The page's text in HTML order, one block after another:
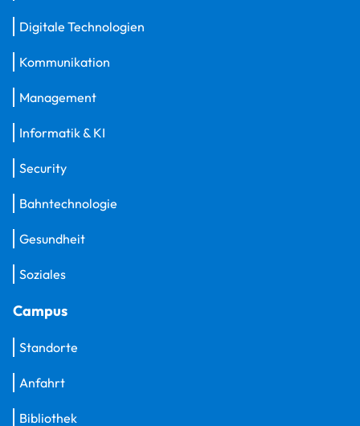
Digitale Technologien
Kommunikation
Management
Informatik & KI
Security
Bahntechnologie
Gesundheit
Soziales
Campus
Standorte
Anfahrt
Bibliothek